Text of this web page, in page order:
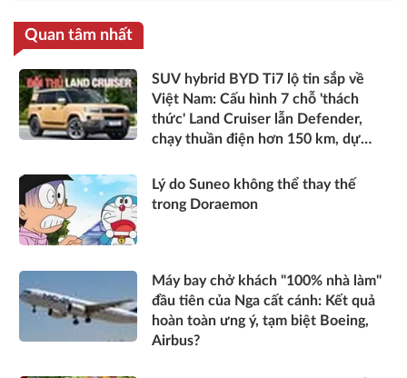
Quan tâm nhất
SUV hybrid BYD Ti7 lộ tin sắp về
Việt Nam: Cấu hình 7 chỗ 'thách
thức' Land Cruiser lẫn Defender,
chạy thuần điện hơn 150 km, dự
Lý do Suneo không thể thay thế
trong Doraemon
Máy bay chở khách "100% nhà làm"
đầu tiên của Nga cất cánh: Kết quả
hoàn toàn ưng ý, tạm biệt Boeing,
Airbus?